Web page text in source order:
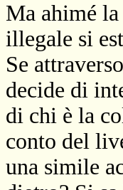
Ma ahimé
illegale si
Se
decide di
di chi è la
conto del
una simile